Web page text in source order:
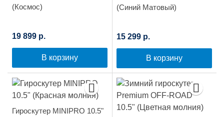
(Космос)
19 899 р.
В корзину
(Синий Матовый)
15 299 р.
В корзину
Гироскутер MINIPRO 10.5"